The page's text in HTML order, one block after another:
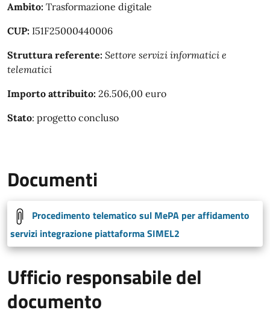
Ambito: Trasformazione digitale
CUP: I51F25000440006
Struttura referente: Settore servizi informatici e
telematici
Importo attribuito: 26.506,00 euro
Stato: progetto concluso
Documenti
Procedimento telematico sul MePA per affidamento
servizi integrazione piattaforma SIMEL2
Ufficio responsabile del
documento